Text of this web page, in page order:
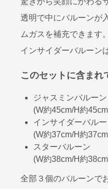
透明で中にバルーンが
ムガスを補充できます。
インサイダーバルーン
このセットに含まれ
ジャスミンバルーン
(W約45cm/H約
インサイダーバルー
(W約37cm/H約
スターバルーン
(W約38cm/H約
全部３個のバルーンで